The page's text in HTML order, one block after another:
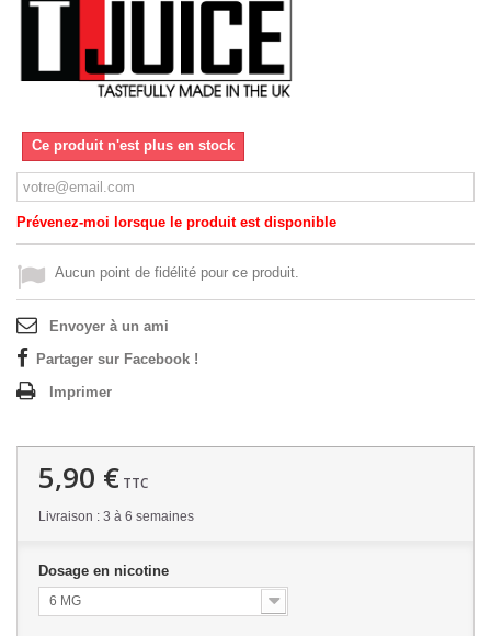
Ce produit n'est plus en stock
Prévenez-moi lorsque le produit est disponible
Aucun point de fidélité pour ce produit.
Envoyer à un ami
Partager sur Facebook !
Imprimer
5,90 € TTC
Livraison : 3 à 6 semaines
Dosage en nicotine
6 MG